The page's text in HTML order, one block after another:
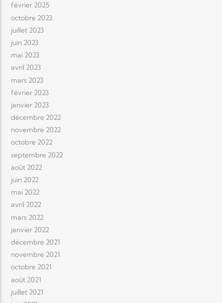
février 2025
octobre 2023
juillet 2023
juin 2023
mai 2023
avril 2023
mars 2023
février 2023
janvier 2023
décembre 2022
novembre 2022
octobre 2022
septembre 2022
août 2022
juin 2022
mai 2022
avril 2022
mars 2022
janvier 2022
décembre 2021
novembre 2021
octobre 2021
août 2021
juillet 2021